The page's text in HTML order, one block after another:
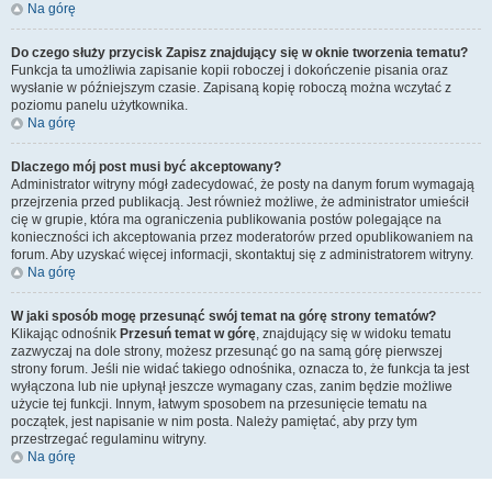
Na górę
Do czego służy przycisk Zapisz znajdujący się w oknie tworzenia tematu?
Funkcja ta umożliwia zapisanie kopii roboczej i dokończenie pisania oraz
wysłanie w późniejszym czasie. Zapisaną kopię roboczą można wczytać z
poziomu panelu użytkownika.
Na górę
Dlaczego mój post musi być akceptowany?
Administrator witryny mógł zadecydować, że posty na danym forum wymagają
przejrzenia przed publikacją. Jest również możliwe, że administrator umieścił
cię w grupie, która ma ograniczenia publikowania postów polegające na
konieczności ich akceptowania przez moderatorów przed opublikowaniem na
forum. Aby uzyskać więcej informacji, skontaktuj się z administratorem witryny.
Na górę
W jaki sposób mogę przesunąć swój temat na górę strony tematów?
Klikając odnośnik Przesuń temat w górę, znajdujący się w widoku tematu
zazwyczaj na dole strony, możesz przesunąć go na samą górę pierwszej
strony forum. Jeśli nie widać takiego odnośnika, oznacza to, że funkcja ta jest
wyłączona lub nie upłynął jeszcze wymagany czas, zanim będzie możliwe
użycie tej funkcji. Innym, łatwym sposobem na przesunięcie tematu na
początek, jest napisanie w nim posta. Należy pamiętać, aby przy tym
przestrzegać regulaminu witryny.
Na górę